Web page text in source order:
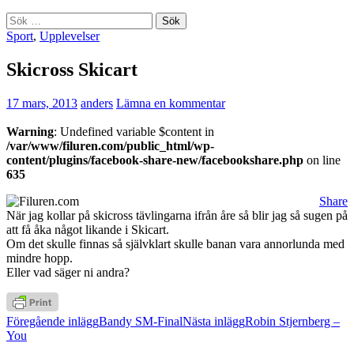
Sök
efter:
Sport, Upplevelser
Skicross Skicart
17 mars, 2013 anders Lämna en kommentar
Warning: Undefined variable $content in
/var/www/filuren.com/public_html/wp-
content/plugins/facebook-share-new/facebookshare.php on line
635
Share
När jag kollar på skicross tävlingarna ifrån åre så blir jag så sugen på
att få åka något likande i Skicart.
Om det skulle finnas så självklart skulle banan vara annorlunda med
mindre hopp.
Eller vad säger ni andra?
Inläggsnavigering
Föregående inläggBandy SM-FinalNästa inläggRobin Stjernberg –
You